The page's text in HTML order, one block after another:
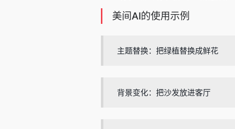
美间AI的使用示例
主题替换：把绿植替换成鲜花
背景变化：把沙发放进客厅